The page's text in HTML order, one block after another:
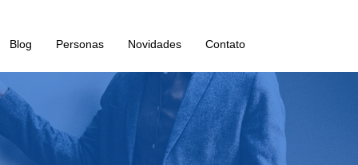
Blog Personas Novidades Contato